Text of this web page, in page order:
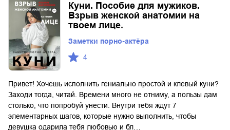
Куни. Пособие для мужиков.
Взрыв женской анатомии на
твоем лице.
Заметки порно-актёра
4
Привет! Хочешь исполнить гениально простой и клевый куни?
Заходи тогда, читай. Времени много не отниму, а пользы дам
столько, что попробуй унести. Внутри тебя ждут 7
элементарных шагов, которые нужно выполнить, чтобы
девушка одарила тебя любовью и бл…